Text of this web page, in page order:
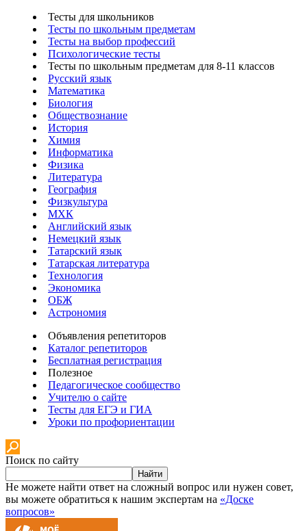
Тесты для школьников
Тесты по школьным предметам
Тесты на выбор профессий
Психологические тесты
Тесты по школьным предметам для 8-11 классов
Русский язык
Математика
Биология
Обществознание
История
Химия
Информатика
Физика
Литература
География
Физкультура
МХК
Английский язык
Немецкий язык
Татарский язык
Татарская литература
Технология
Экономика
ОБЖ
Астрономия
Объявления репетиторов
Каталог репетиторов
Бесплатная регистрация
Полезное
Педагогическое сообщество
Учителю о сайте
Тесты для ЕГЭ и ГИА
Уроки по профориентации
Поиск по сайту
Найти
Не можете найти ответ на сложный вопрос или нужен совет,
вы можете обратиться к нашим экспертам на «Доске
вопросов»